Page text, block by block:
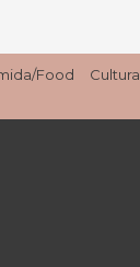
Food Cultura